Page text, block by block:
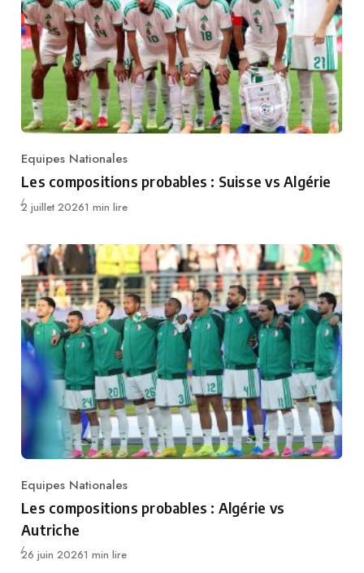
Category
Equipes Nationales
Les compositions probables : Suisse vs Algérie
Publié
2 juillet 20261 min lire
Category
Equipes Nationales
Les compositions probables : Algérie vs
Autriche
Publié
26 juin 20261 min lire